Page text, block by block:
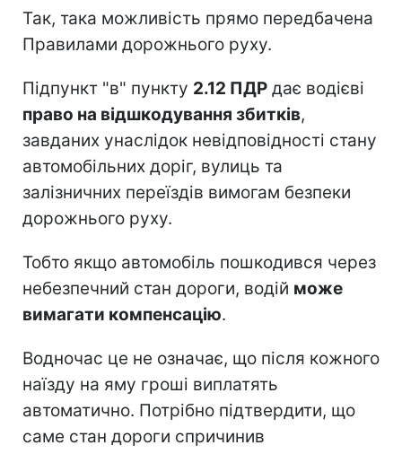
Так, така можливість прямо передбачена
Правилами дорожнього руху.
Підпункт "в" пункту 2.12 ПДР дає водієві
право на відшкодування збитків,
завданих унаслідок невідповідності стану
автомобільних доріг, вулиць та
залізничних переїздів вимогам безпеки
дорожнього руху.
Тобто якщо автомобіль пошкодився через
небезпечний стан дороги, водій може
вимагати компенсацію.
Водночас це не означає, що після кожного
наїзду на яму гроші виплатять
автоматично. Потрібно підтвердити, що
саме стан дороги спричинив